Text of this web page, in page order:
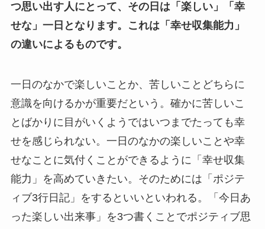
つ思い出す人にとって、その日は「楽しい」「幸
せな」一日となります。これは「幸せ収集能力」
の違いによるものです。
一日のなかで楽しいことか、苦しいことどちらに
意識を向けるかが重要だという。確かに苦しいこ
とばかりに目がいくようではいつまでたっても幸
せを感じられない。一日のなかの楽しいことや幸
せなことに気付くことができるように「幸せ収集
能力」を高めていきたい。そのためには「ポジテ
ィブ3行日記」をするといいといわれる。「今日あ
った楽しい出来事」を3つ書くことでポジティブ思